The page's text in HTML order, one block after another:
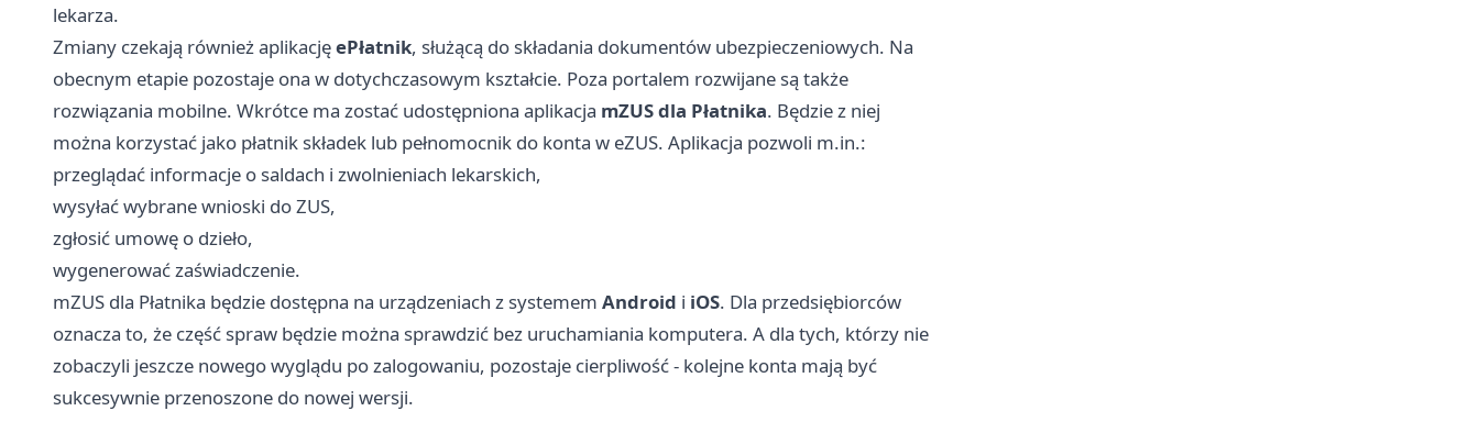
lekarza.
Zmiany czekają również aplikacjęePłatnik, służącą do składania dokumentów ubezpieczeniowych. Na
obecnym etapie pozostaje ona w dotychczasowym kształcie. Poza portalem rozwijane są także
rozwiązania mobilne. Wkrótce ma zostać udostępniona aplikacja mZUS dla Płatnika. Będzie z niej
można korzystać jako płatnik składek lub pełnomocnik do konta w eZUS. Aplikacja pozwoli m.in.:
przeglądać informacje o saldach i zwolnieniach lekarskich,
wysyłać wybrane wnioski do ZUS,
zgłosić umowę o dzieło,
wygenerować zaświadczenie.
mZUS dla Płatnika będzie dostępna na urządzeniach z systemem Android i iOS. Dla przedsiębiorców
oznacza to, że część spraw będzie można sprawdzić bez uruchamiania komputera. A dla tych, którzy nie
zobaczyli jeszcze nowego wyglądu po zalogowaniu, pozostaje cierpliwość - kolejne konta mają być
sukcesywnie przenoszone do nowej wersji.